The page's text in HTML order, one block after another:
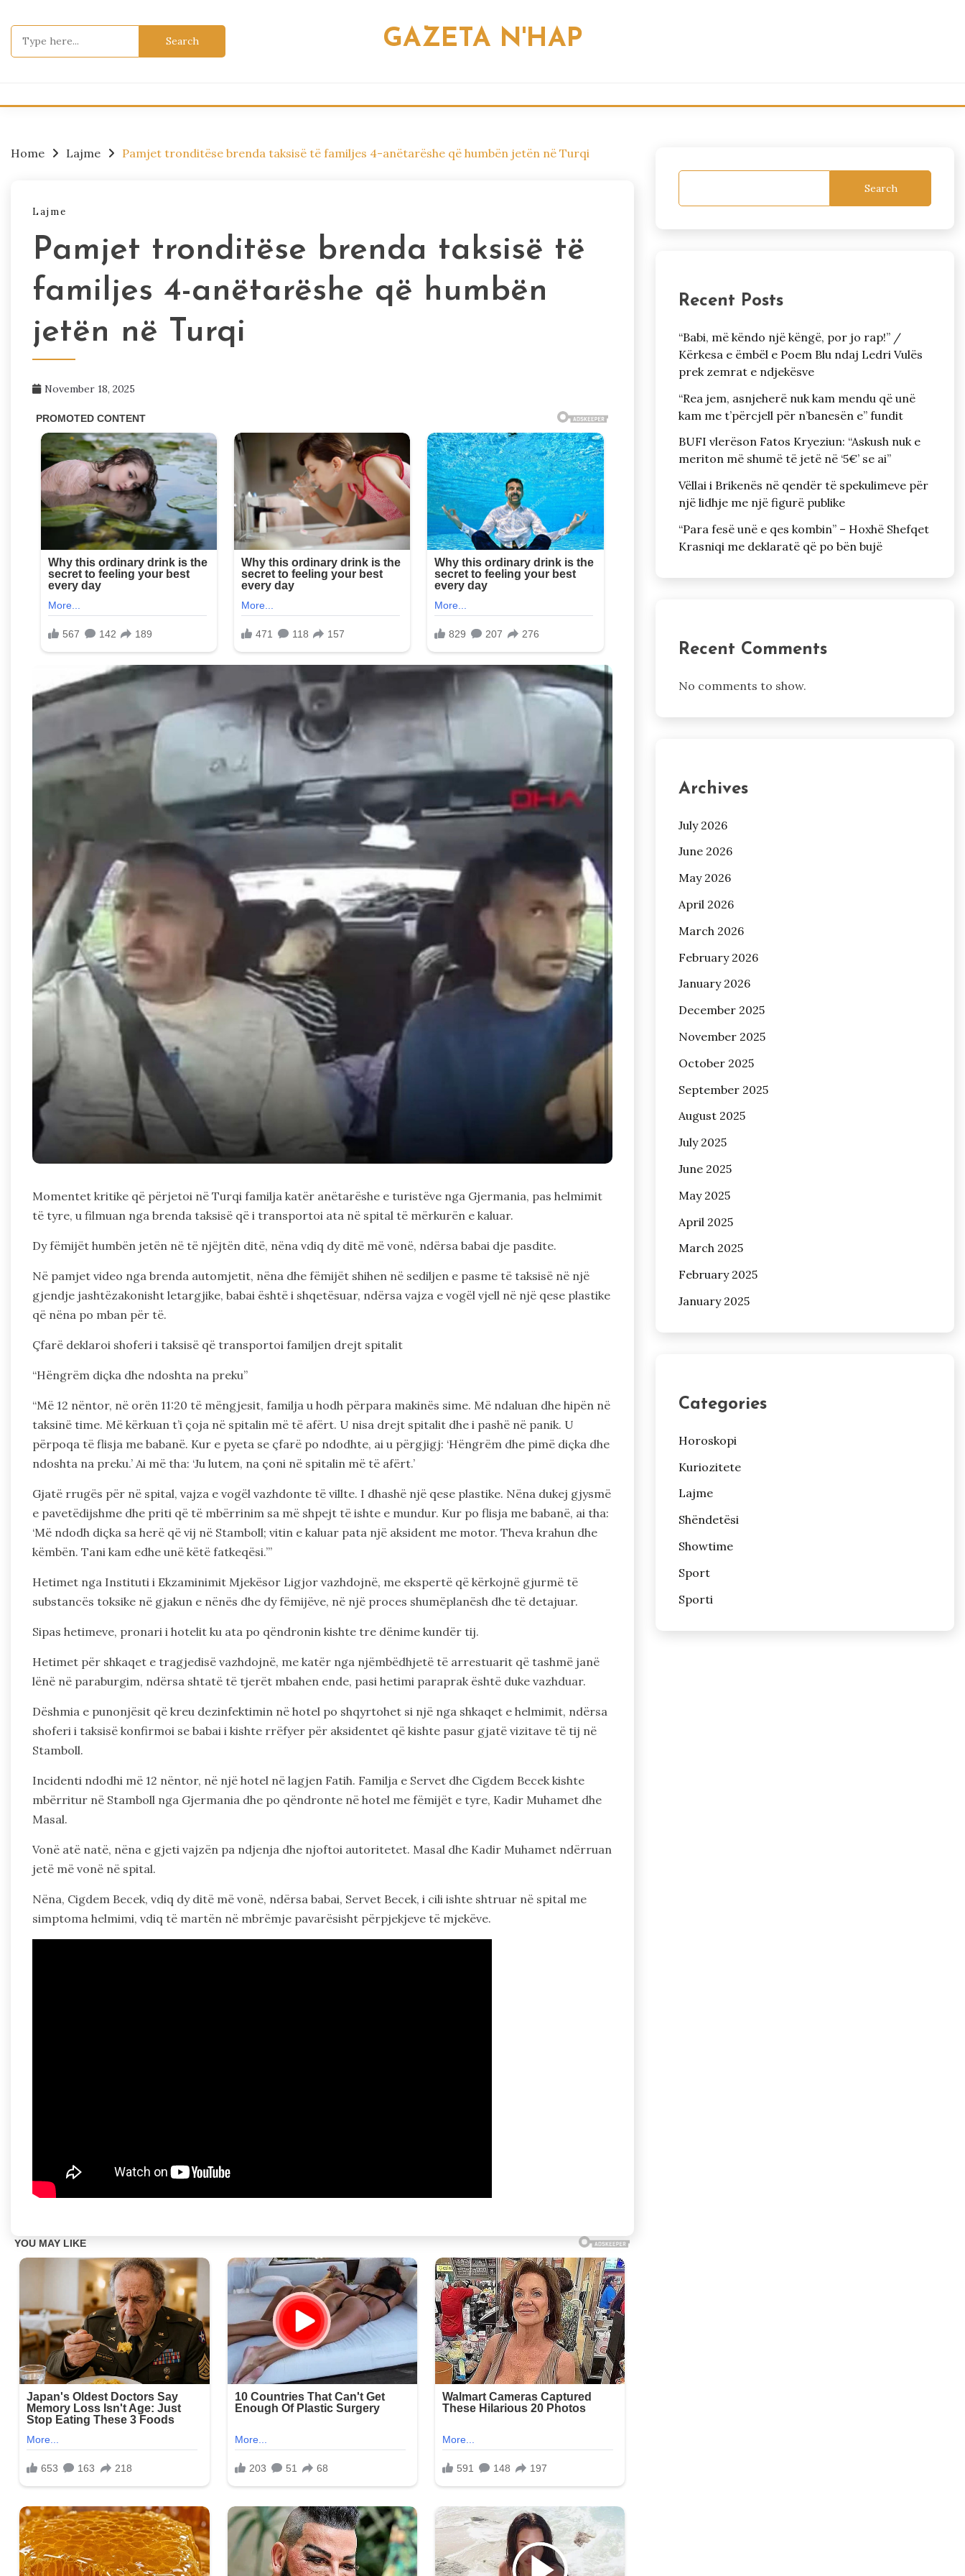
to
content
GAZETA N'HAP
Home Lajme Pamjet tronditëse brenda taksisë të familjes 4-anëtarëshe që humbën jetën në Turqi
Lajme
Pamjet tronditëse brenda taksisë të
familjes 4-anëtarëshe që humbën
jetën në Turqi
November 18, 2025
Momentet kritike që përjetoi në Turqi familja katër anëtarëshe e turistëve nga Gjermania, pas helmimit
të tyre, u filmuan nga brenda taksisë që i transportoi ata në spital të mërkurën e kaluar.
Dy fëmijët humbën jetën në të njëjtën ditë, nëna vdiq dy ditë më vonë, ndërsa babai dje pasdite.
Në pamjet video nga brenda automjetit, nëna dhe fëmijët shihen në sediljen e pasme të taksisë në një
gjendje jashtëzakonisht letargjike, babai është i shqetësuar, ndërsa vajza e vogël vjell në një qese plastike
që nëna po mban për të.
Çfarë deklaroi shoferi i taksisë që transportoi familjen drejt spitalit
“Hëngrëm diçka dhe ndoshta na preku”
“Më 12 nëntor, në orën 11:20 të mëngjesit, familja u hodh përpara makinës sime. Më ndaluan dhe hipën në
taksinë time. Më kërkuan t’i çoja në spitalin më të afërt. U nisa drejt spitalit dhe i pashë në panik. U
përpoqa të flisja me babanë. Kur e pyeta se çfarë po ndodhte, ai u përgjigj: ‘Hëngrëm dhe pimë diçka dhe
ndoshta na preku.’ Ai më tha: ‘Ju lutem, na çoni në spitalin më të afërt.’
Gjatë rrugës për në spital, vajza e vogël vazhdonte të villte. I dhashë një qese plastike. Nëna dukej gjysmë
e pavetëdijshme dhe priti që të mbërrinim sa më shpejt të ishte e mundur. Kur po flisja me babanë, ai tha:
‘Më ndodh diçka sa herë që vij në Stamboll; vitin e kaluar pata një aksident me motor. Theva krahun dhe
këmbën. Tani kam edhe unë këtë fatkeqësi.’”
Hetimet nga Instituti i Ekzaminimit Mjekësor Ligjor vazhdojnë, me ekspertë që kërkojnë gjurmë të
substancës toksike në gjakun e nënës dhe dy fëmijëve, në një proces shumëplanësh dhe të detajuar.
Sipas hetimeve, pronari i hotelit ku ata po qëndronin kishte tre dënime kundër tij.
Hetimet për shkaqet e tragjedisë vazhdojnë, me katër nga njëmbëdhjetë të arrestuarit që tashmë janë
lënë në paraburgim, ndërsa shtatë të tjerët mbahen ende, pasi hetimi paraprak është duke vazhduar.
Dëshmia e punonjësit që kreu dezinfektimin në hotel po shqyrtohet si një nga shkaqet e helmimit, ndërsa
shoferi i taksisë konfirmoi se babai i kishte rrëfyer për aksidentet që kishte pasur gjatë vizitave të tij në
Stamboll.
Incidenti ndodhi më 12 nëntor, në një hotel në lagjen Fatih. Familja e Servet dhe Cigdem Becek kishte
mbërritur në Stamboll nga Gjermania dhe po qëndronte në hotel me fëmijët e tyre, Kadir Muhamet dhe
Masal.
Vonë atë natë, nëna e gjeti vajzën pa ndjenja dhe njoftoi autoritetet. Masal dhe Kadir Muhamet ndërruan
jetë më vonë në spital.
Nëna, Cigdem Becek, vdiq dy ditë më vonë, ndërsa babai, Servet Becek, i cili ishte shtruar në spital me
simptoma helmimi, vdiq të martën në mbrëmje pavarësisht përpjekjeve të mjekëve.
Search
Recent Posts
“Babi, më këndo një këngë, por jo rap!” /
Kërkesa e ëmbël e Poem Blu ndaj Ledri Vulës
prek zemrat e ndjekësve
“Rea jem, asnjeherë nuk kam mendu që unë
kam me t’përcjell për n’banesën e” fundit
BUFI vlerëson Fatos Kryeziun: “Askush nuk e
meriton më shumë të jetë në ‘5€’ se ai”
Vëllai i Brikenës në qendër të spekulimeve për
një lidhje me një figurë publike
“Para fesë unë e qes kombin” – Hoxhë Shefqet
Krasniqi me deklaratë që po bën bujë
Recent Comments
No comments to show.
Archives
July 2026
June 2026
May 2026
April 2026
March 2026
February 2026
January 2026
December 2025
November 2025
October 2025
September 2025
August 2025
July 2025
June 2025
May 2025
April 2025
March 2025
February 2025
January 2025
Categories
Horoskopi
Kuriozitete
Lajme
Shëndetësi
Showtime
Sport
Sporti